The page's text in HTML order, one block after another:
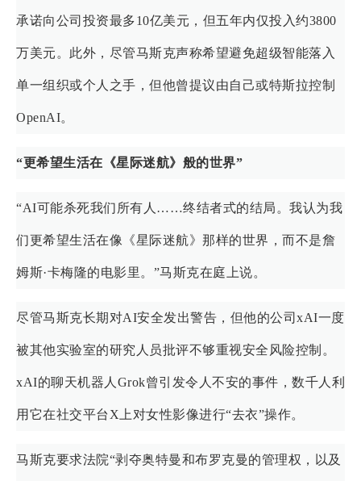
承诺向公司投资最多10亿美元，但五年内仅投入约3800
万美元。此外，尽管马斯克声称希望避免超级智能落入
单一组织或个人之手，但他曾提议由自己或特斯拉控制
OpenAI。
“更希望生活在《星际迷航》般的世界”
“AI可能杀死我们所有人……终结者式的结局。我认为我
们更希望生活在像《星际迷航》那样的世界，而不是詹
姆斯·卡梅隆的电影里。”马斯克在庭上说。
尽管马斯克长期对AI安全发出警告，但他的公司xAI一度
被其他实验室的研究人员批评不够重视安全风险控制。
xAI的聊天机器人Grok曾引发令人不安的事件，数千人利
用它在社交平台X上对女性影像进行“去衣”操作。
马斯克要求法院“剥夺奥特曼和布罗克曼的管理权，以及